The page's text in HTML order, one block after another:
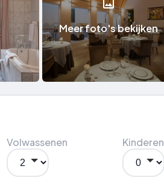
Meer foto's bekijken
Volwassenen Kinderen